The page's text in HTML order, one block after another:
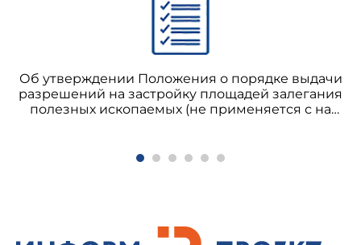
Об утверждении Положения о порядке выдачи
разрешений на застройку площадей залегания
полезных ископаемых (не применяется с на
порядке выдачи разрешений на застройку